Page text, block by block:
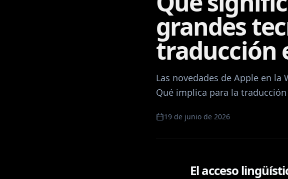
grandes
traducción
Las novedades de Apple en la
Qué implica para la
19 de junio de 2026
El acceso